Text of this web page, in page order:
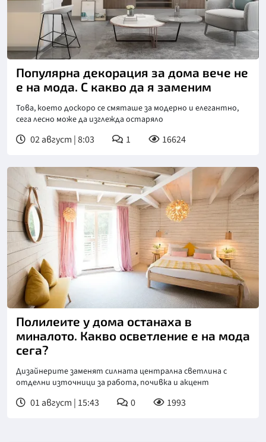
Снимка: Пиксабей
Популярна декорация за дома вече не
е на мода. С какво да я заменим
Това, което доскоро се смяташе за модерно и елегантно,
сега лесно може да изглежда остаряло
02 август | 8:03 1 16624
Полилеите у дома останаха в
миналото. Какво осветление е на мода
сега?
Дизайнерите заменят силната централна светлина с
отделни източници за работа, почивка и акцент
01 август | 15:43 0 1993